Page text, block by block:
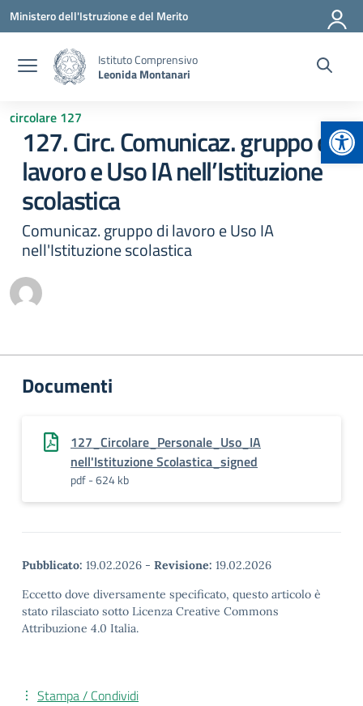
Vai ai contenuti
Vai al menu di navigazione
Vai al footer
Ministero dell'Istruzione e del Merito
Istituto Comprensivo
Leonida Montanari
circolare 127
127. Circ. Comunicaz. gruppo di
lavoro e Uso IA nell’Istituzione
scolastica
Comunicaz. gruppo di lavoro e Uso IA
nell'Istituzione scolastica
Documenti
127_Circolare_Personale_Uso_IA
nell'Istituzione Scolastica_signed
pdf - 624 kb
Pubblicato: 19.02.2026 - Revisione: 19.02.2026
Eccetto dove diversamente specificato, questo articolo è
stato rilasciato sotto Licenza Creative Commons
Attribuzione 4.0 Italia.
Stampa / Condividi